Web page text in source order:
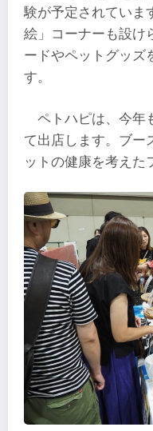
験が予定されていま
絵」コーナーも設け
ードやペットグッズ
す。
ペトハピは、今年
て出店します。ブー
ットの健康を考えた